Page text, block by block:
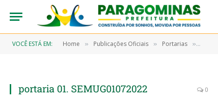
VOCÊ ESTÁ EM: Home » Publicações Oficiais » Portarias »
portaria 01. SEMUG01072022 0